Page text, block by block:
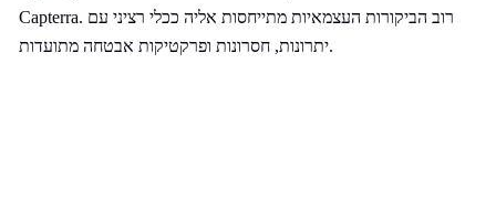
Capterra. רוב הביקורות העצמאיות מתייחסות אליה ככלי רציני עם
יתרונות, חסרונות ופרקטיקות אבטחה מתועדות.